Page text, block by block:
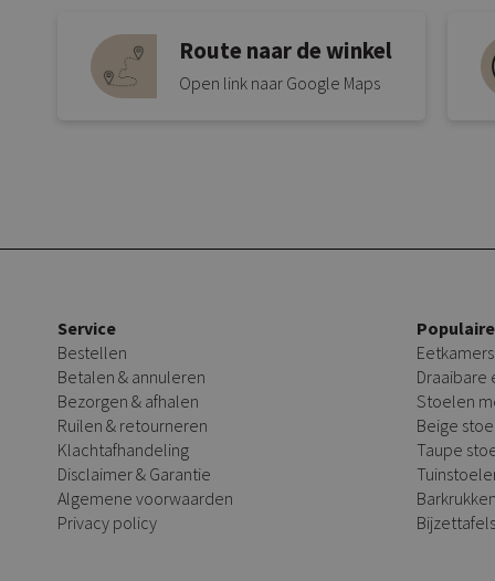
Route naar de winkel
Open link naar Google Maps
Service
Bestellen
Betalen & annuleren
Bezorgen & afhalen
Ruilen & retourneren
Klachtafhandeling
Disclaimer & Garantie
Algemene voorwaarden
Privacy policy
Stoelen
Beige
Taupe
Bijzettafels